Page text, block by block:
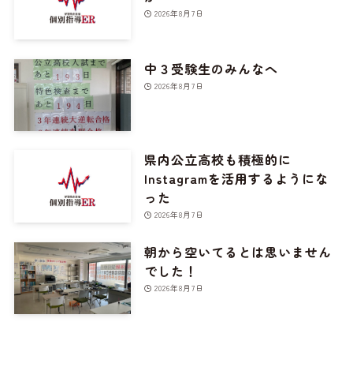
2026年8月7日
中３受験生のみんなへ
2026年8月7日
県内公立高校も積極的に
Instagramを活用するようにな
った
2026年8月7日
朝から空いてるとは思いません
でした！
2026年8月7日